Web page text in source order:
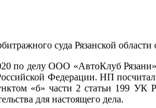
суда Рязанской
по делу ООО «АвтоКлуб
Федерации. НП
«б» части 2 статьи 199
для настоящего дела.